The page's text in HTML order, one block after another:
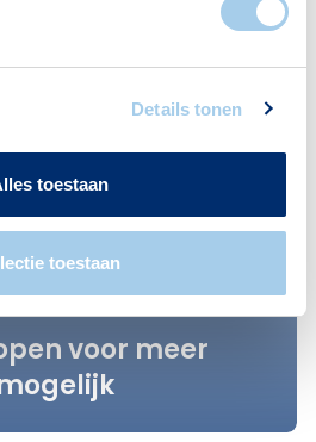
Details tonen
toestaan
toestaan
voor meer